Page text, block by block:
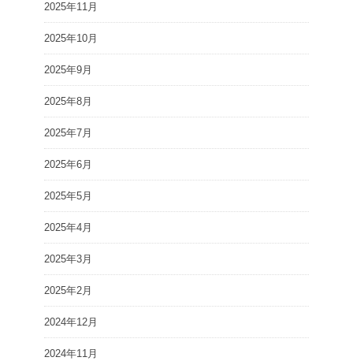
2025年11月
2025年10月
2025年9月
2025年8月
2025年7月
2025年6月
2025年5月
2025年4月
2025年3月
2025年2月
2024年12月
2024年11月